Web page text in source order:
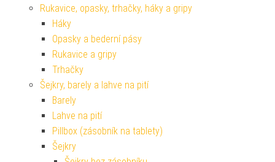
Rukavice, opasky, trhačky, háky a gripy
Háky
Opasky a bederní pásy
Rukavice a gripy
Trhačky
Šejkry, barely a lahve na pití
Barely
Lahve na pití
Pillbox (zásobník na tablety)
Šejkry